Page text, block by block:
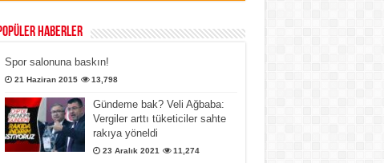
Haberler
Spor salonuna baskın!
21 Haziran 2015 13,798
Gündeme bak? Veli Ağbaba:
Vergiler arttı tüketiciler sahte
rakıya yöneldi
23 Aralık 2021 11,274